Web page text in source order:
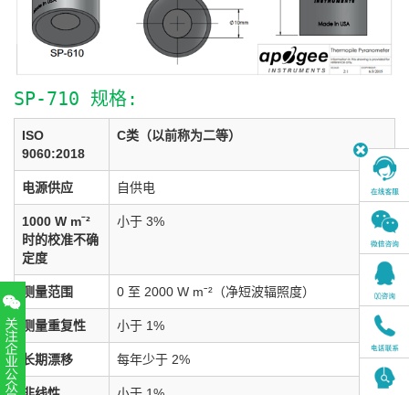
SP-710 规格:
ISO
9060:2018
C类（以前称为二等）
电源供应 自供电
1000 W mˉ²
时的校准不确
定度
小于 3%
测量范围 0 至 2000 W mˉ²（净短波辐照度）
测量重复性 小于 1%
长期漂移 每年少于 2%